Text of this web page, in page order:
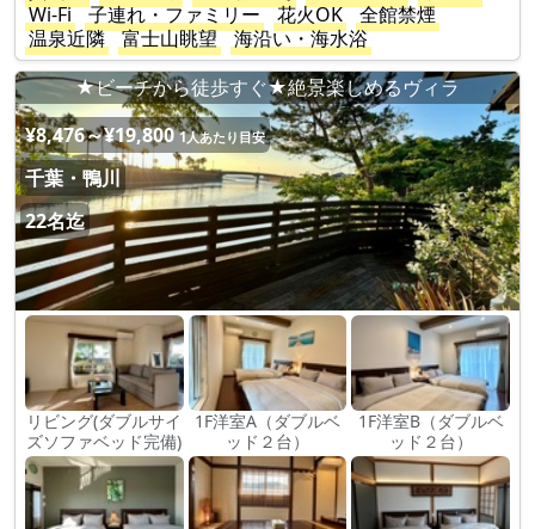
Wi-Fi
子連れ・ファミリー 花火OK
全館禁煙
温泉近隣
富士山眺望
海沿い・海水浴
★ビーチから徒歩すぐ★絶景楽しめるヴィラ
¥8,476～¥19,800 1人あたり目安
千葉・鴨川
22名迄
リビング(ダブルサイ
ズソファベッド完備)
1F洋室A（ダブルベ
ッド２台）
1F洋室B（ダブルベ
ッド２台）